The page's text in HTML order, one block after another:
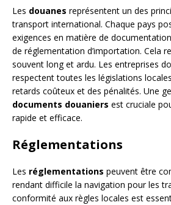
Les douanes représentent un des
transport international. Chaque pays
exigences en matière de
de réglementation d’importation. Cela
souvent long et ardu. Les entreprises
respectent toutes les législations
retards coûteux et des pénalités. Une
documents douaniers est cruciale
rapide et efficace.
Réglementations
Les réglementations peuvent être
rendant difficile la navigation pour les
conformité aux règles locales est